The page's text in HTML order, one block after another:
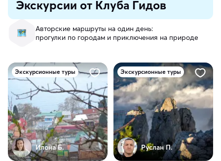
Экскурсии от Клуба Гидов
Авторские маршруты на один день:
прогулки по городам и приключения на природе
Экскурсионные туры
Илона Б.
Экскурсионные туры
Руслан П.